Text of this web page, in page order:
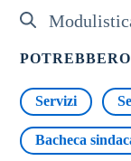
Servizi
Bacheca